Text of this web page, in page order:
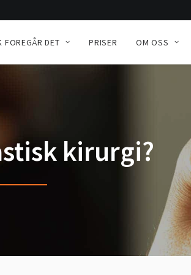
FOREGÅR DET PRISER OM OSS
kirurgi?